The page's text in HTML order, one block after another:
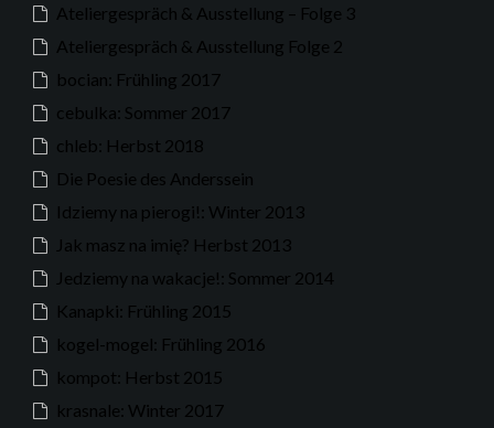
Ateliergespräch & Ausstellung – Folge 3
Ateliergespräch & Ausstellung Folge 2
bocian: Frühling 2017
cebulka: Sommer 2017
chleb: Herbst 2018
Die Poesie des Anderssein
Idziemy na pierogi!: Winter 2013
Jak masz na imię? Herbst 2013
Jedziemy na wakacje!: Sommer 2014
Kanapki: Frühling 2015
kogel-mogel: Frühling 2016
kompot: Herbst 2015
krasnale: Winter 2017